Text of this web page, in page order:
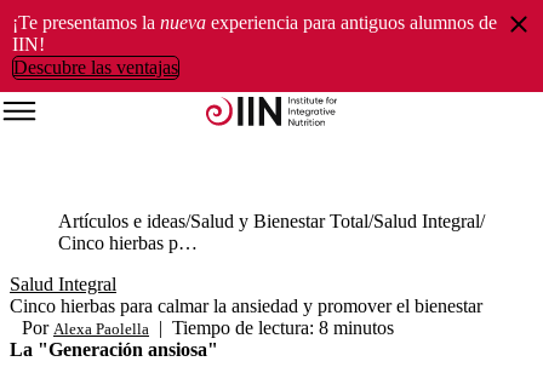
¡Te presentamos la nueva experiencia para antiguos alumnos de
IIN!
Descubre las ventajas
Artículos e ideas Salud y Bienestar Total Salud Integral
Cinco hierbas para calmar la ansiedad y promover el bienestar
Salud Integral
Cinco hierbas para calmar la ansiedad y promover el bienestar
Por Alexa Paolella | Tiempo de lectura: 8 minutos
La "Generación ansiosa"